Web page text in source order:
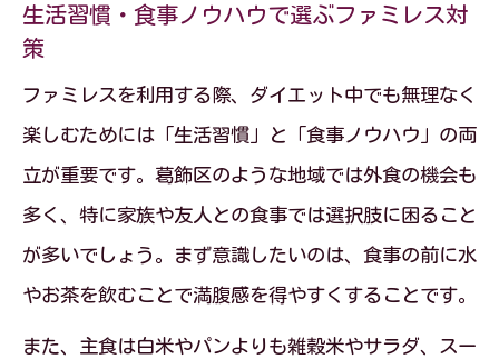
生活習慣・食事ノウハウで選ぶファミレス対
策
ファミレスを利用する際、ダイエット中でも無理なく
楽しむためには「生活習慣」と「食事ノウハウ」の両
立が重要です。葛飾区のような地域では外食の機会も
多く、特に家族や友人との食事では選択肢に困ること
が多いでしょう。まず意識したいのは、食事の前に水
やお茶を飲むことで満腹感を得やすくすることです。
また、主食は白米やパンよりも雑穀米やサラダ、スー